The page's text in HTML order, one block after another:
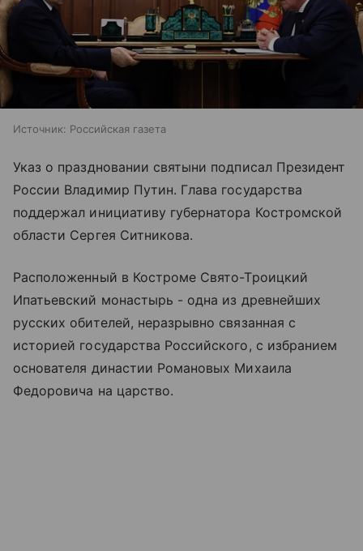
Источник: Российская газета
Указ о праздновании святыни подписал Президент
России Владимир Путин. Глава государства
поддержал инициативу губернатора Костромской
области Сергея Ситникова.
Расположенный в Костроме Свято-Троицкий
Ипатьевский монастырь - одна из древнейших
русских обителей, неразрывно связанная с
историей государства Российского, с избранием
основателя династии Романовых Михаила
Федоровича на царство.